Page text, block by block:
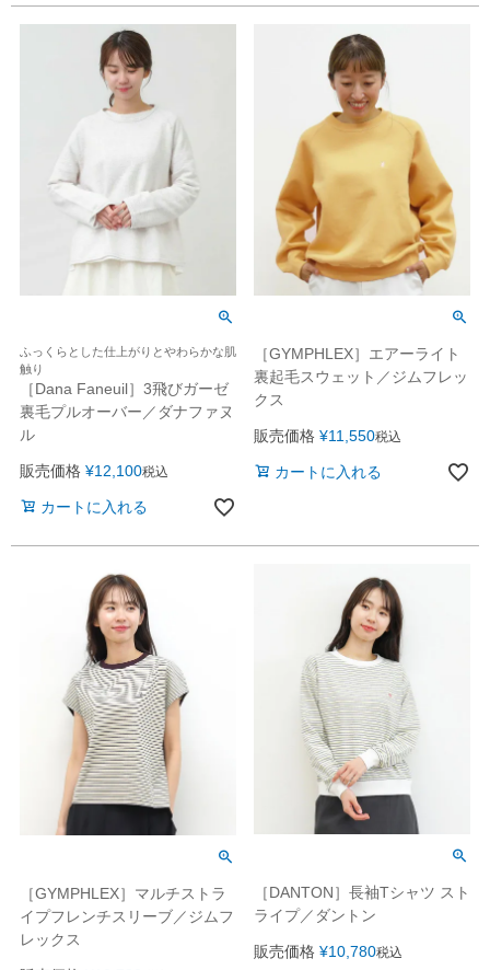
ふっくらとした仕上がりとやわらかな肌
触り
［Dana Faneuil］3飛びガーゼ
裏毛プルオーバー／ダナファヌ
ル
販売価格 ¥12,100税込
カートに入れる
［GYMPHLEX］エアーライト
裏起毛スウェット／ジムフレッ
クス
販売価格 ¥11,550税込
カートに入れる
［GYMPHLEX］マルチストラ
イプフレンチスリーブ／ジムフ
レックス
［DANTON］長袖Tシャツ スト
ライプ／ダントン
販売価格 ¥10,780税込